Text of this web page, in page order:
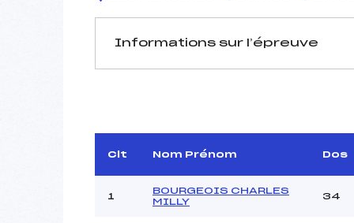
Informations sur l’épreuve
Arbitre :
Assistant :
Clt Nom Prénom Dos
1
BOURGEOIS CHARLES
MILLY
34